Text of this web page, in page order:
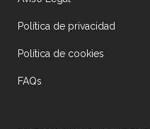
Política de privacidad
Política de cookies
FAQs